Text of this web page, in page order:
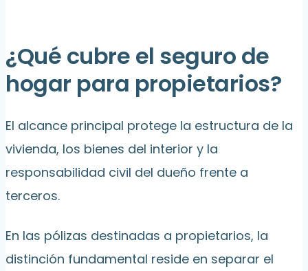
¿Qué cubre el seguro de
hogar para propietarios?
El alcance principal protege la estructura de la
vivienda, los bienes del interior y la
responsabilidad civil del dueño frente a
terceros.
En las pólizas destinadas a propietarios, la
distinción fundamental reside en separar el